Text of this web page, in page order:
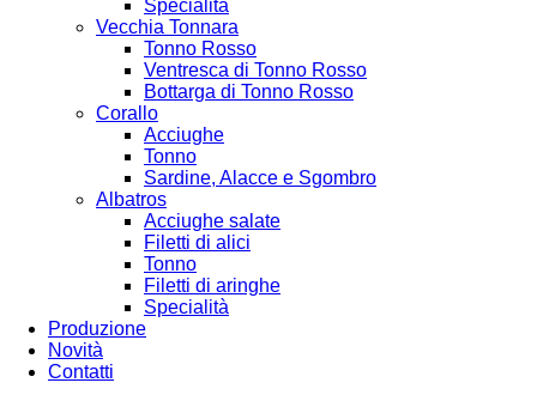
Specialità
Vecchia Tonnara
Tonno Rosso
Ventresca di Tonno Rosso
Bottarga di Tonno Rosso
Corallo
Acciughe
Tonno
Sardine, Alacce e Sgombro
Albatros
Acciughe salate
Filetti di alici
Tonno
Filetti di aringhe
Specialità
Produzione
Novità
Contatti